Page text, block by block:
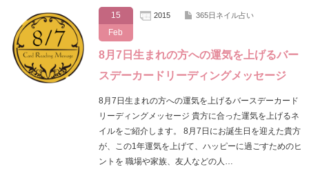
15
Feb
2015 365日ネイル占い
8月7日生まれの方への運気を上げるバー
スデーカードリーディングメッセージ
8月7日生まれの方への運気を上げるバースデーカード
リーディングメッセージ 貴方に合った運気を上げるネ
イルをご紹介します。 8月7日にお誕生日を迎えた貴方
が、この1年運気を上げて、ハッピーに過ごすためのヒ
ントを 職場や家族、友人などの人…